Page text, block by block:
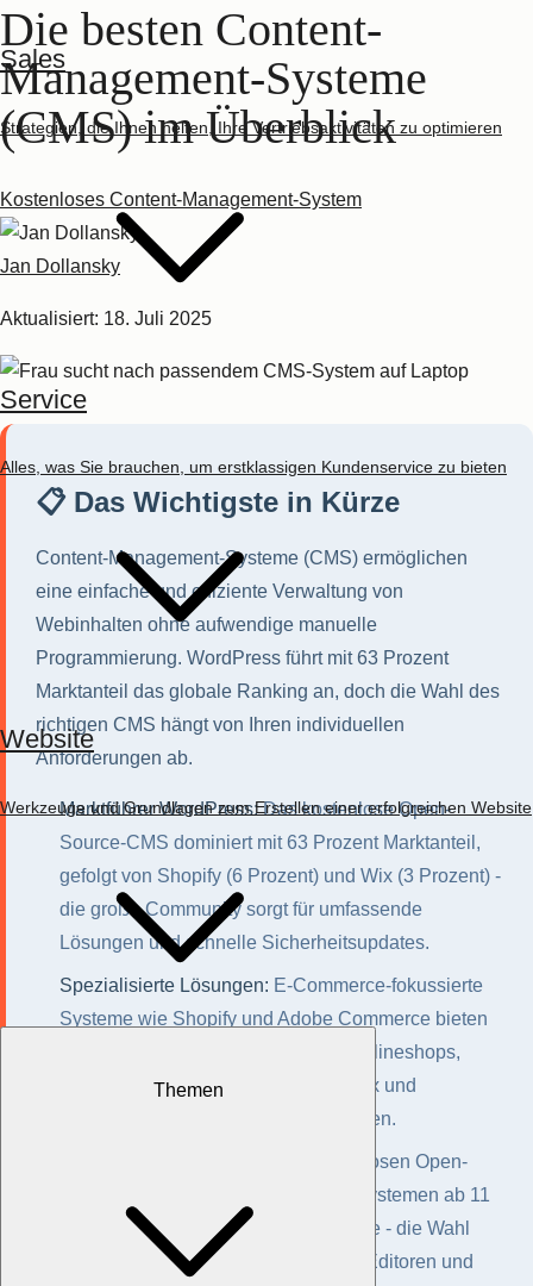
Sales
Strategien, die Ihnen helfen, Ihre Vertriebsaktivitäten zu optimieren
Service
Alles, was Sie brauchen, um erstklassigen Kundenservice zu bieten
Website
Werkzeuge und Grundlagen zum Erstellen einer erfolgreichen Website
Themen
Die besten Content-
Management-Systeme
(CMS) im Überblick
Kostenloses Content-Management-System
Jan Dollansky
Aktualisiert: 18. Juli 2025
📋 Das Wichtigste in Kürze
Content-Management-Systeme (CMS) ermöglichen
eine einfache und effiziente Verwaltung von
Webinhalten ohne aufwendige manuelle
Programmierung. WordPress führt mit 63 Prozent
Marktanteil das globale Ranking an, doch die Wahl des
richtigen CMS hängt von Ihren individuellen
Anforderungen ab.
Marktführer WordPress:Das kostenlose Open-
Source-CMS dominiert mit 63 Prozent Marktanteil,
gefolgt von Shopify (6 Prozent) und Wix (3 Prozent) -
die große Community sorgt für umfassende
Lösungen und schnelle Sicherheitsupdates.
Spezialisierte Lösungen: E-Commerce-fokussierte
Systeme wie Shopify und Adobe Commerce bieten
maßgeschneiderte Funktionen für Onlineshops,
während Baukasten-Systeme wie Wix und
Squarespace sich für Einsteiger eignen.
Von kostenlosen Open-
Source-Lösungen bis hin zu SaaS-Systemen ab 11
Euro monatlich reicht die Preisspanne - die Wahl
zwischen einfachen Drag-and-Drop-Editoren und